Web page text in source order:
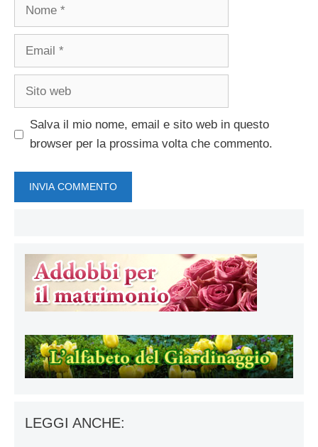
Nome
Email
Sito
Salva il mio nome, email e sito web in questo
browser per la prossima volta che commento.
LEGGI ANCHE: